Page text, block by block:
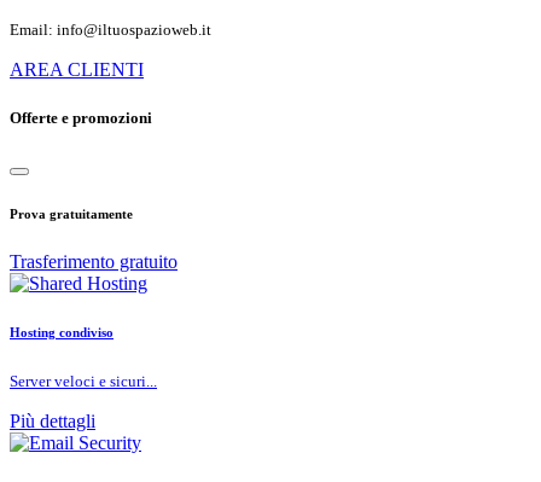
Email: info@iltuospazioweb.it
AREA CLIENTI
Offerte e promozioni
Prova gratuitamente
Trasferimento gratuito
Hosting condiviso
Server veloci e sicuri...
Più dettagli